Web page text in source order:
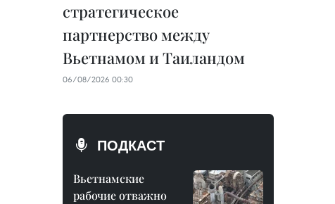
стратегическое
партнерство между
Вьетнамом и Таиландом
06/08/2026 00:30
ПОДКАСТ
Вьетнамские
рабочие отважно